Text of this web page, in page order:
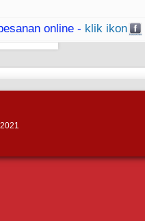
online - klik ikon